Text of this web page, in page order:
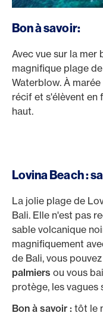
Bon à savoir:
Avec vue sur la mer
magnifique plage
Waterblow. À
récif et s'élèvent en
haut.
Lovina Beach :
La jolie plage de
Bali. Elle n'est pas
sable volcanique
magnifiquement
de Bali, vous
palmiers ou vous
protège, les vagues
Bon à savoir : tôt le